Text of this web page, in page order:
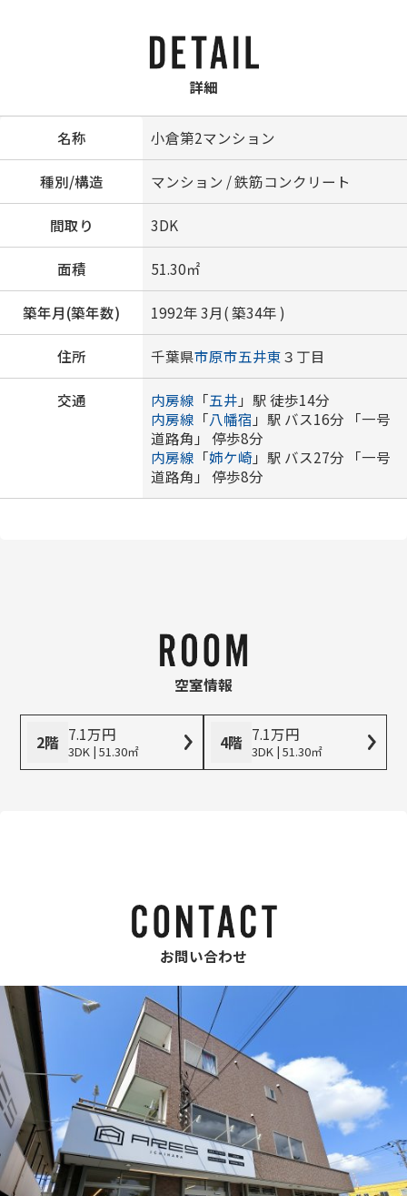
詳細
名称 小倉第2マンション
種別/構造 マンション / 鉄筋コンクリート
間取り 3DK
面積 51.30㎡
築年月(築年数) 1992年 3月( 築34年 )
住所 千葉県市原市五井東３丁目
交通 内房線 「五井 」駅 徒歩14分
内房線 「八幡宿 」駅 バス16分 「一号
道路角」 停歩8分
内房線 「姉ケ崎 」駅 バス27分 「一号
道路角」 停歩8分
空室情報
2階 7.1万円
3DK | 51.30㎡ 4階 7.1万円
3DK | 51.30㎡
お問い合わせ